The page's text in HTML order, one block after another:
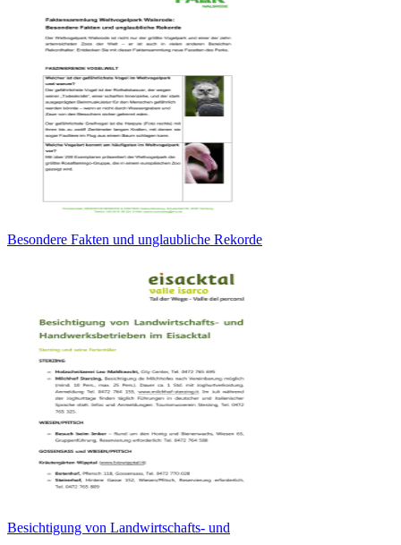
Besondere Fakten und unglaubliche Rekorde
Besichtigung von Landwirtschafts- und